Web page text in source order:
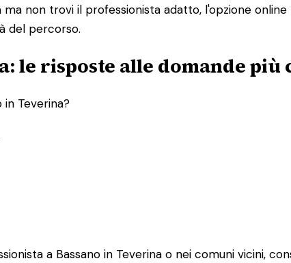
ma non trovi il professionista adatto, l'opzione
del percorso.
le risposte alle domande più
in Teverina?
a Bassano in Teverina o nei comuni vicini,